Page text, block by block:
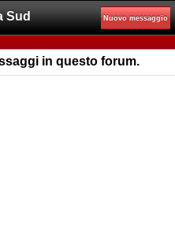
Sud Nuovo messaggio
in questo forum.